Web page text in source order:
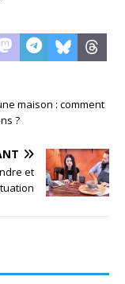
maison : comment
?
et